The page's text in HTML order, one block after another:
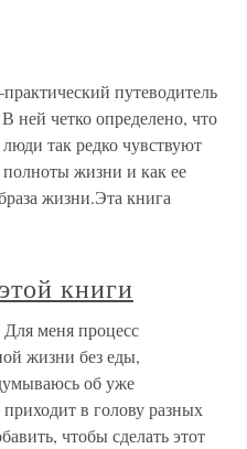
путеводитель
ней четко определено, что
так редко чувствуют
жизни и как ее
жизни.Эта книга
книги
Для меня процесс
жизни без еды,
об уже
в голову разных
чтобы сделать этот